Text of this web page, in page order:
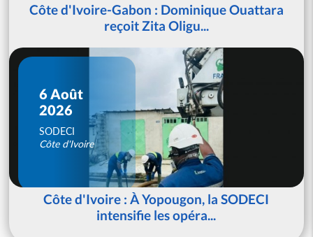
Côte d'Ivoire-Gabon : Dominique Ouattara
reçoit Zita Oligu...
6 Août
2026
SODECI
Côte d'Ivoire
Côte d'Ivoire : À Yopougon, la SODECI
intensifie les opéra...